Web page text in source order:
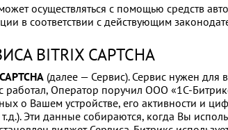
осуществляться с помощью средств
в соответствии с действующим
BITRIX CAPTCHA
(далее — Сервис). Сервис нужен для
Оператор поручил ООО
о Вашем устройстве, его активности и
Эти данные собираются, когда Вы